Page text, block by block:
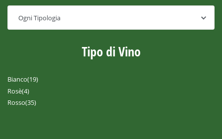
Tipo di Vino
Bianco(19)
Rosè(4)
Rosso(35)